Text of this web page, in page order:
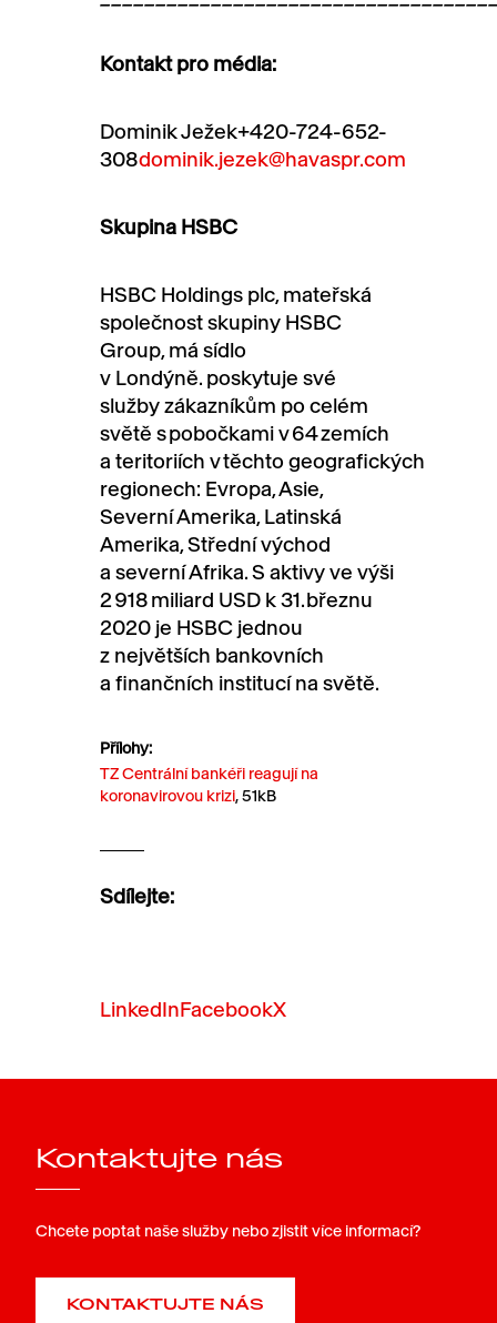
Kontakt pro média:
Dominik Ježek+420-724-652-
308dominik.jezek@havaspr.com
Skupina HSBC
HSBC Holdings plc, mateřská
společnost skupiny HSBC
Group, má sídlo
v Londýně. poskytuje své
služby zákazníkům po celém
světě s pobočkami v64zemích
a teritoriích v těchto geografických
regionech: Evropa, Asie,
Severní Amerika, Latinská
Amerika, Střední východ
a severní Afrika. S aktivyve výši
2918miliard USD k 31.březnu
2020 je HSBC jednou
z největších bankovních
a finančních institucína světě.
Přílohy:
TZ Centrální bankéři reagují na
koronavirovou krizi, 51kB
Sdílejte:
LinkedInFacebookX
Kontaktujte nás
Chcete poptat naše služby nebo zjistit více informací?
KONTAKTUJTE NÁS